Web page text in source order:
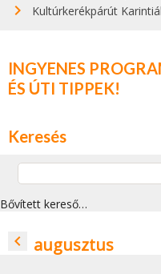
Kultúrkerékpárút
INGYENES
ÉS ÚTI TIPPEK!
Keresés
Bővített kereső…
navigate_before augusztus